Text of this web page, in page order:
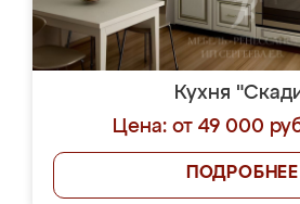
Кухня
Цена: от 49 000
ПОДРОБНЕЕ